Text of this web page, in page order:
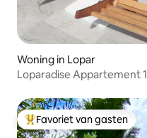
Woning in Lopar
Loparadise Appartement 1
Topfavoriet van gasten
Favoriet van gasten